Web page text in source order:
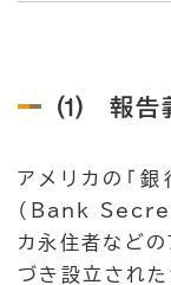
⑴ 報告
アメリカの「
（Bank
カ永住者などの
づき設立された